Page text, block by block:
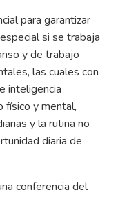
para garantizar
si se trabaja
y de trabajo
las cuales con
inteligencia
físico y mental,
y la rutina no
diaria de
conferencia del